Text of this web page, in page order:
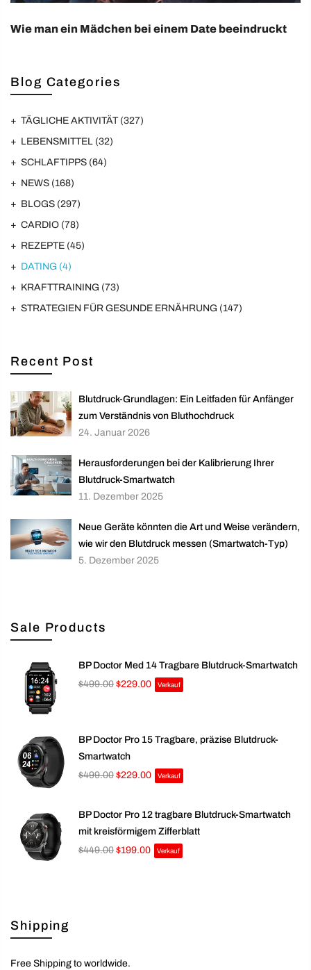
Blog Categories
TÄGLICHE AKTIVITÄT (327)
LEBENSMITTEL (32)
SCHLAFTIPPS (64)
NEWS (168)
BLOGS (297)
CARDIO (78)
REZEPTE (45)
DATING (4)
KRAFTTRAINING (73)
STRATEGIEN FÜR GESUNDE ERNÄHRUNG (147)
Recent Post
Blutdruck-Grundlagen: Ein Leitfaden für Anfänger
zum Verständnis von Bluthochdruck
24. Januar 2026
Herausforderungen bei der Kalibrierung Ihrer
Blutdruck-Smartwatch
11. Dezember 2025
Neue Geräte könnten die Art und Weise verändern,
wie wir den Blutdruck messen (Smartwatch-Typ)
5. Dezember 2025
Sale Products
BP Doctor Med 14 Tragbare Blutdruck-Smartwatch
$499.00 $229.00 Verkauf
BP Doctor Pro 15 Tragbare, präzise Blutdruck-
Smartwatch
$499.00 $229.00 Verkauf
BP Doctor Pro 12 tragbare Blutdruck-Smartwatch
mit kreisförmigem Zifferblatt
$449.00 $199.00 Verkauf
Shipping
Free Shipping to worldwide.
Wie man ein Mädchen bei einem Date beeindruckt